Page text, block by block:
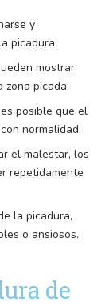
y
picadura.
mostrar
picada.
posible que el
normalidad.
el malestar, los
repetidamente
la picadura,
o ansiosos.
de